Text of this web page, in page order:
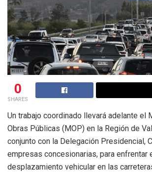
0
SHARES
Un trabajo coordinado llevará adelante el
Obras Públicas (MOP) en la Región de
conjunto con la Delegación Presidencial,
empresas concesionarias, para enfrentar
desplazamiento vehicular en las